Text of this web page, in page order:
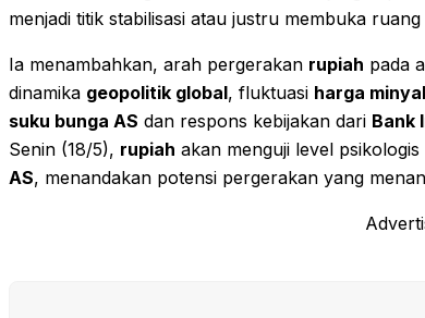
menjadi titik stabilisasi atau justru membuka
Ia menambahkan, arah pergerakan rupiah pada
dinamika geopolitik global, fluktuasi harga
suku bunga AS dan respons kebijakan dari Bank
Senin (18/5), rupiah akan menguji level
AS, menandakan potensi pergerakan yang